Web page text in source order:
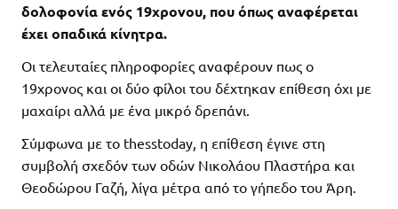
δολοφονία ενός 19χρονου, που όπως αναφέρεται
έχει οπαδικά κίνητρα.
Οι τελευταίες πληροφορίες αναφέρουν πως ο
19χρονος και οι δύο φίλοι του δέχτηκαν επίθεση όχι με
μαχαίρι αλλά με ένα μικρό δρεπάνι.
Σύμφωνα με το thesstoday, η επίθεση έγινε στη
συμβολή σχεδόν των οδών Νικολάου Πλαστήρα και
Θεοδώρου Γαζή, λίγα μέτρα από το γήπεδο του Άρη.